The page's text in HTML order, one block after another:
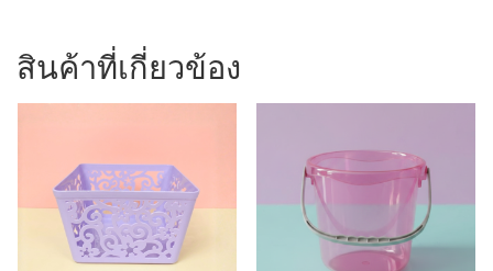
สินค้าที่เกี่ยวข้อง